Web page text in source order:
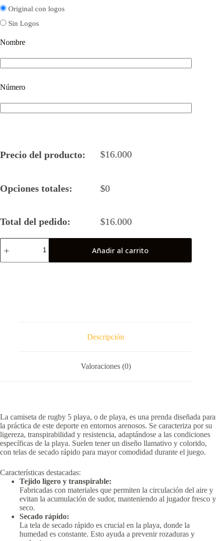
Original con logos
Sin Logos
Nombre
Número
Precio del producto: $16.000
Opciones totales: $0
Total del pedido: $16.000
Camiseta
Rugby
Añadir al carrito
Descripción
Valoraciones (0)
La camiseta de rugby 5 playa, o de playa, es una prenda diseñada para
la práctica de este deporte en entornos arenosos. Se caracteriza por su
ligereza, transpirabilidad y resistencia, adaptándose a las condiciones
específicas de la playa. Suelen tener un diseño llamativo y colorido,
con telas de secado rápido para mayor comodidad durante el juego.
Características destacadas:
Tejido ligero y transpirable:
Fabricadas con materiales que permiten la circulación del aire y
evitan la acumulación de sudor, manteniendo al jugador fresco y
seco.
Secado rápido:
La tela de secado rápido es crucial en la playa, donde la
humedad es constante. Esto ayuda a prevenir rozaduras y